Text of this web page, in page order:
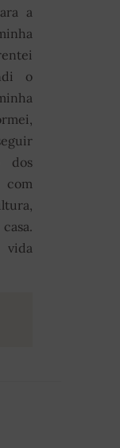
a
o
dos
com
vida